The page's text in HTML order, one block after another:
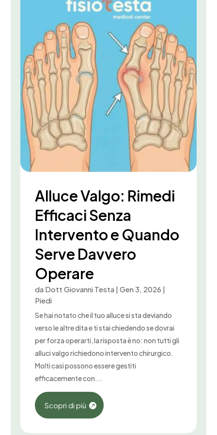
Alluce Valgo: Rimedi
Efficaci Senza
Intervento e Quando
Serve Davvero
Operare
da Dott Giovanni Testa |Gen 3, 2026 |
Piedi
Se hai notato che il tuo alluce si sta deviando
verso le altre dita e ti stai chiedendo se dovrai
per forza operarti, la risposta è no: non tutti gli
alluci valgo richiedono intervento chirurgico.
Molti casi possono essere gestiti
efficacemente con...
Scopri di più